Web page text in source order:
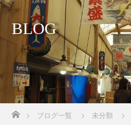
BLOG
ブログ一覧 未分類